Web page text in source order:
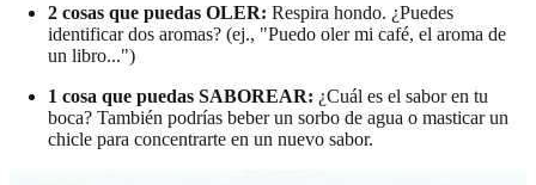
2 cosas que puedas OLER: Respira hondo. ¿Puedes
identificar dos aromas? (ej., "Puedo oler mi café, el aroma de
un libro...")
1 cosa que puedas SABOREAR: ¿Cuál es el sabor en tu
boca? También podrías beber un sorbo de agua o masticar un
chicle para concentrarte en un nuevo sabor.